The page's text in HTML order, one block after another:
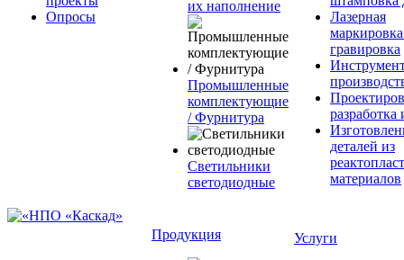
Опросы
их наполнение
Промышленные
комплектующие
/ Фурнитура
Светильники
светодиодные
Лазерная
гравировка
разработка
деталей из
материалов
Продукция
Услуги